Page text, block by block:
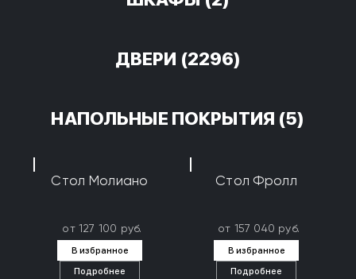
ДВЕРИ (2296)
НАПОЛЬНЫЕ ПОКРЫТИЯ (5)
Стол Молиано
от 127 100 руб.
В избранное
Подробнее
Стол Фролл
от 157 040 руб.
В избранное
Подробнее